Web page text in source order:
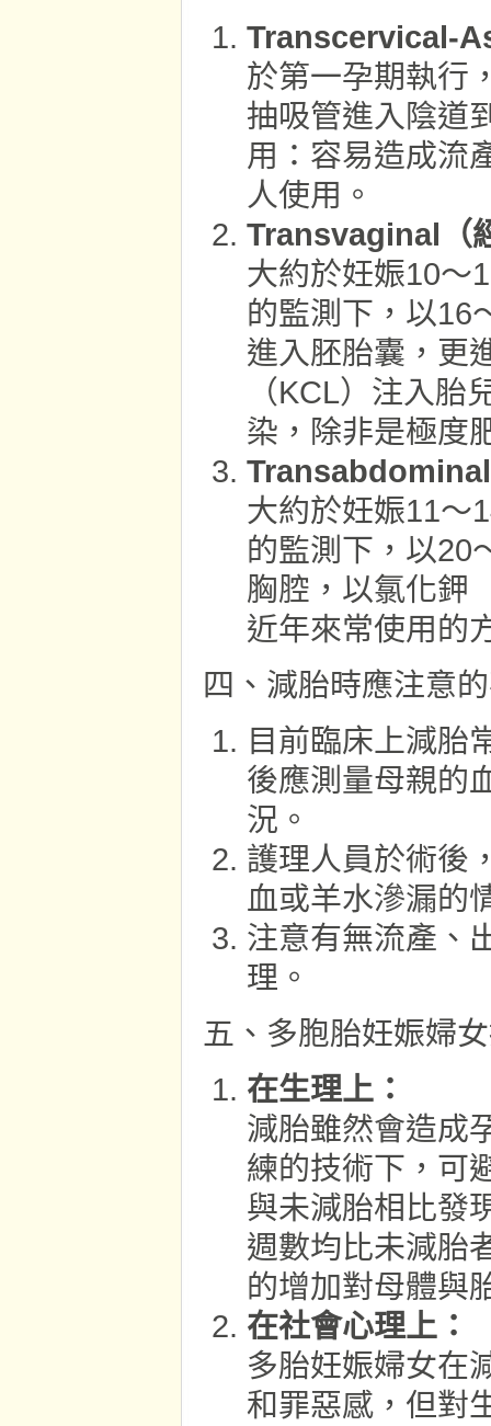
Transcervical-
於第一孕期執行
抽吸管進入陰道
用：容易造成流
人使用。
Transvaginal（
大約於妊娠10～
的監測下，以16
進入胚胎囊，更
（KCL）注入胎
染，除非是極度
大約於妊娠11～
的監測下，以20
胸腔，以氯化鉀
近年來常使用的
四、減胎時應注意
目前臨床上減胎
後應測量母親的
況。
護理人員於術後
血或羊水滲漏的
注意有無流產、
理。
五、多胞胎妊娠婦
在生理上：
減胎雖然會造成
練的技術下，可
與未減胎相比發
週數均比未減胎
的增加對母體與
在社會心理上：
多胎妊娠婦女在
和罪惡感，但對